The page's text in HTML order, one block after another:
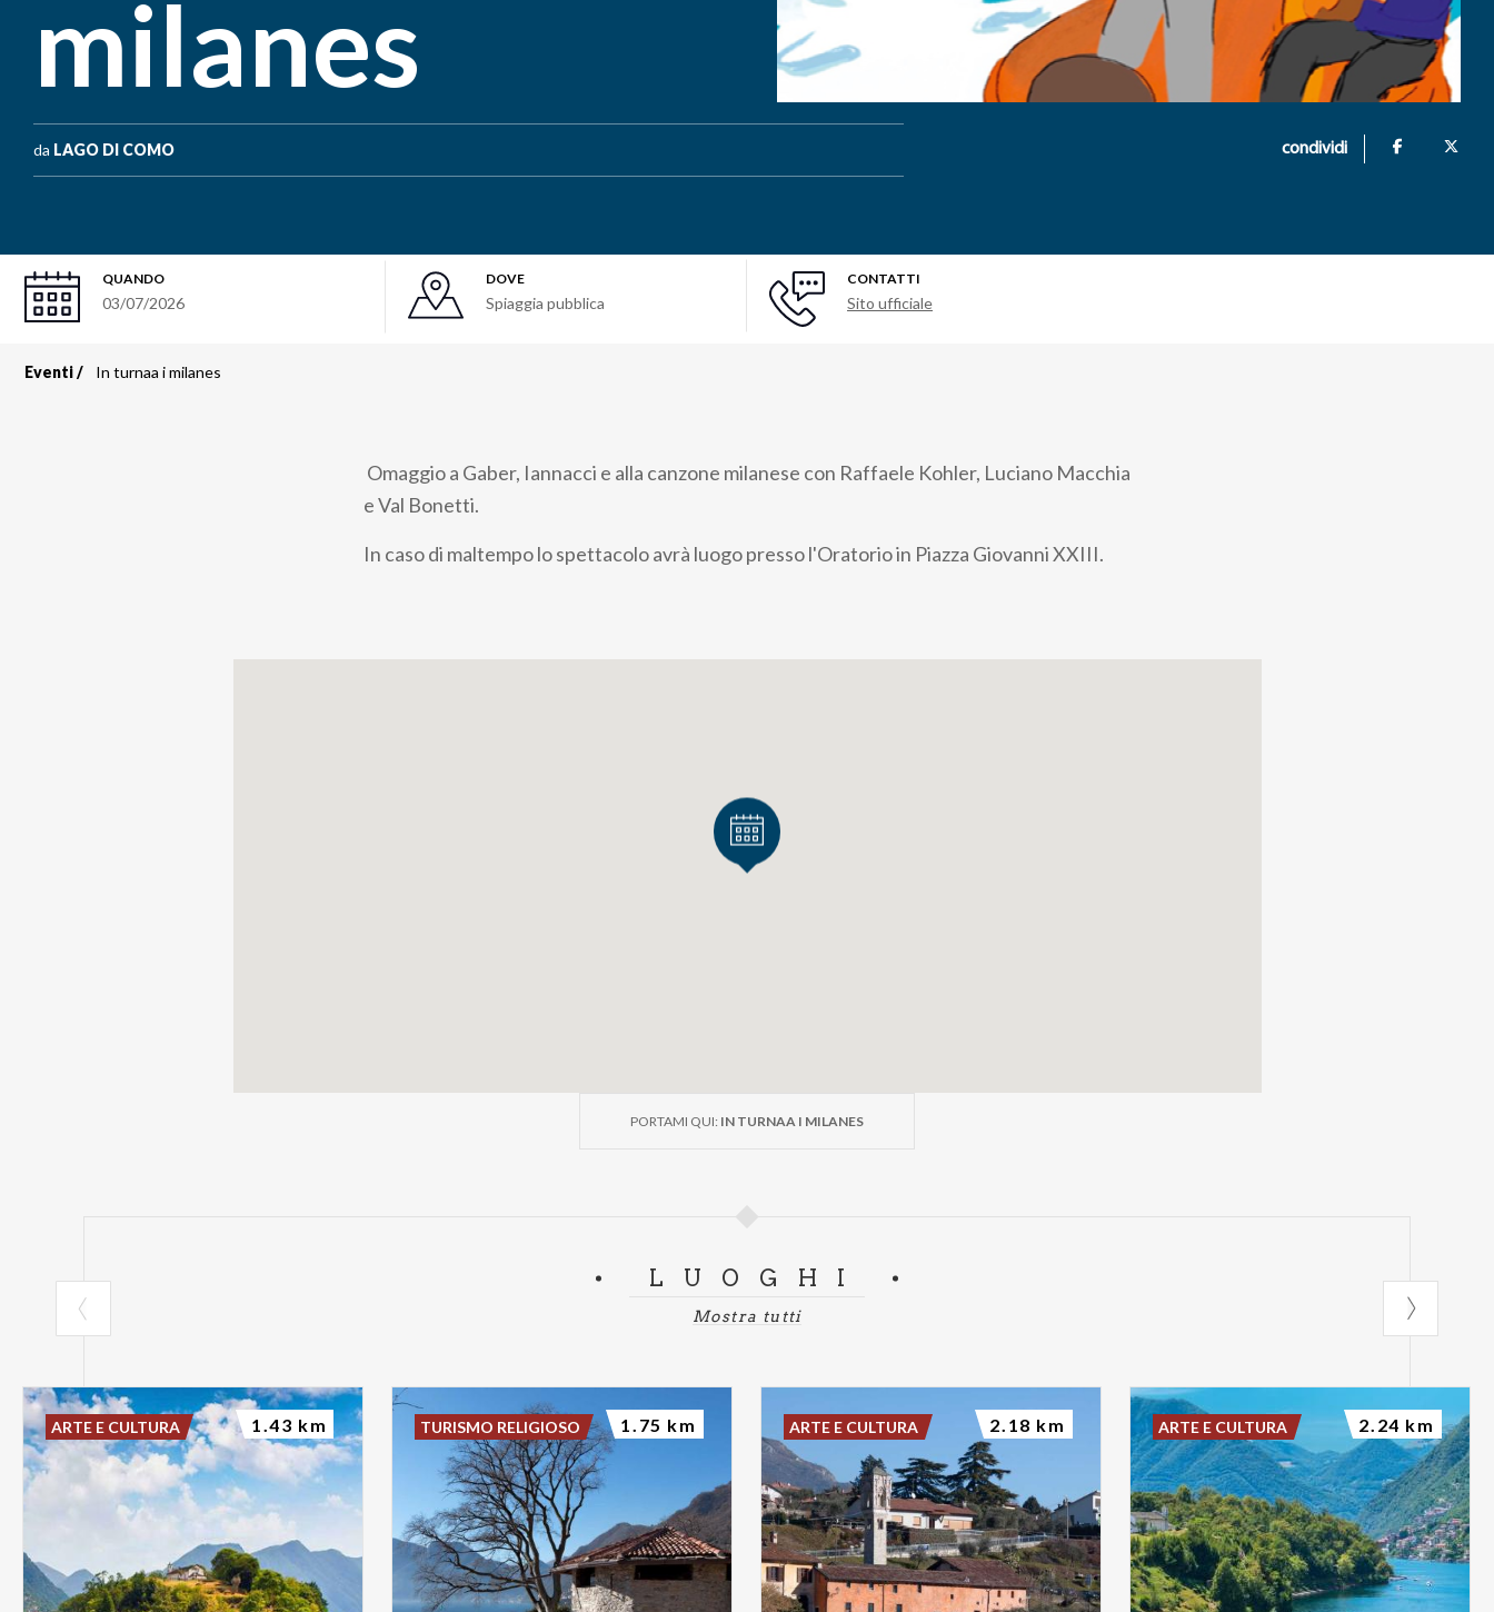
milanes
da LAGO DI COMO condividi
QUANDO
03/07/2026
DOVE
Spiaggia pubblica
CONTATTI
Sito ufficiale
Eventi In turnaa i milanes
Omaggio a Gaber, Iannacci e alla canzone milanese con Raffaele Kohler, Luciano Macchia
e Val Bonetti.
In caso di maltempo lo spettacolo avrà luogo presso l'Oratorio in Piazza Giovanni XXIII.
PORTAMI QUI: IN TURNAA I MILANES
LUOGHI
Mostra tutti
ARTE E CULTURA 1.43 km TURISMO RELIGIOSO 1.75 km ARTE E CULTURA 2.18 km ARTE E CULTURA 2.24 km